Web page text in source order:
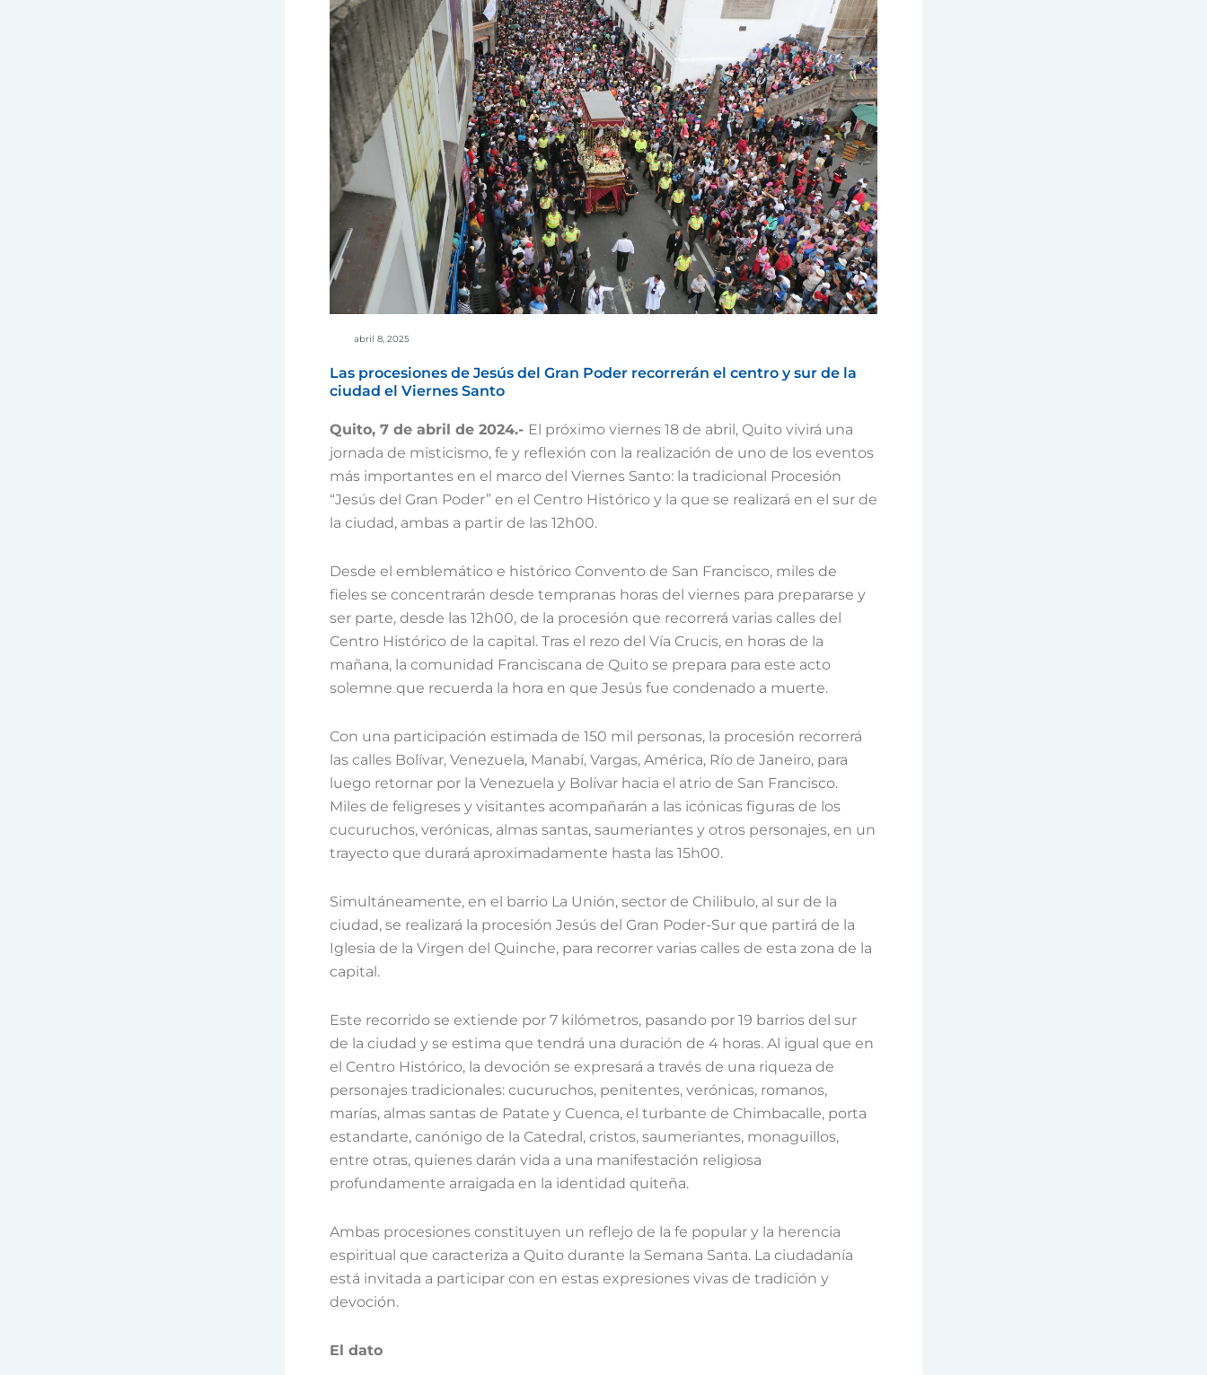
abril 8, 2025
Las procesiones de Jesús del Gran Poder recorrerán el centro y sur de la
ciudad el Viernes Santo
Quito, 7 de abril de 2024.- El próximo viernes 18 de abril, Quito vivirá una
jornada de misticismo, fe y reflexión con la realización de uno de los eventos
más importantes en el marco del Viernes Santo: la tradicional Procesión
“Jesús del Gran Poder” en el Centro Histórico y la que se realizará en el sur de
la ciudad, ambas a partir de las 12h00.
Desde el emblemático e histórico Convento de San Francisco, miles de
fieles se concentrarán desde tempranas horas del viernes para prepararse y
ser parte, desde las 12h00, de la procesión que recorrerá varias calles del
Centro Histórico de la capital. Tras el rezo del Vía Crucis, en horas de la
mañana, la comunidad Franciscana de Quito se prepara para este acto
solemne que recuerda la hora en que Jesús fue condenado a muerte.
Con una participación estimada de 150 mil personas, la procesión recorrerá
las calles Bolívar, Venezuela, Manabí, Vargas, América, Río de Janeiro, para
luego retornar por la Venezuela y Bolívar hacia el atrio de San Francisco.
Miles de feligreses y visitantes acompañarán a las icónicas figuras de los
cucuruchos, verónicas, almas santas, saumeriantes y otros personajes, en un
trayecto que durará aproximadamente hasta las 15h00.
Simultáneamente, en el barrio La Unión, sector de Chilibulo, al sur de la
ciudad, se realizará la procesión Jesús del Gran Poder-Sur que partirá de la
Iglesia de la Virgen del Quinche, para recorrer varias calles de esta zona de la
capital.
Este recorrido se extiende por 7 kilómetros, pasando por 19 barrios del sur
de la ciudad y se estima que tendrá una duración de 4 horas. Al igual que en
el Centro Histórico, la devoción se expresará a través de una riqueza de
personajes tradicionales: cucuruchos, penitentes, verónicas, romanos,
marías, almas santas de Patate y Cuenca, el turbante de Chimbacalle, porta
estandarte, canónigo de la Catedral, cristos, saumeriantes, monaguillos,
entre otras, quienes darán vida a una manifestación religiosa
profundamente arraigada en la identidad quiteña.
Ambas procesiones constituyen un reflejo de la fe popular y la herencia
espiritual que caracteriza a Quito durante la Semana Santa. La ciudadanía
está invitada a participar con en estas expresiones vivas de tradición y
devoción.
El dato